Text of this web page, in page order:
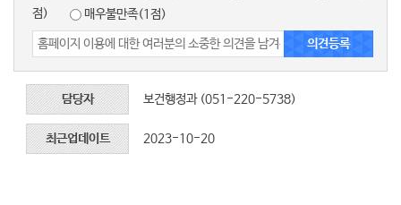
점)
매우불만족(1점)
담당자 보건행정과 (051-220-5738)
최근업데이트 2023-10-20